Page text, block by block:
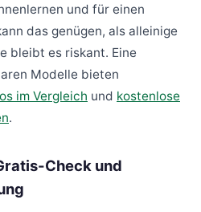
und für einen
das genügen, als alleinige
bleibt es riskant. Eine
Modelle bieten
im Vergleich und kostenlose
.
Check und